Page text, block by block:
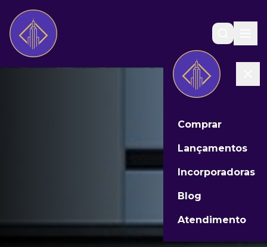
Comprar
Lançamentos
Incorporadoras
Blog
Atendimento